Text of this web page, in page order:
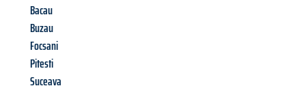
Bacau
Buzau
Focsani
Pitesti
Suceava